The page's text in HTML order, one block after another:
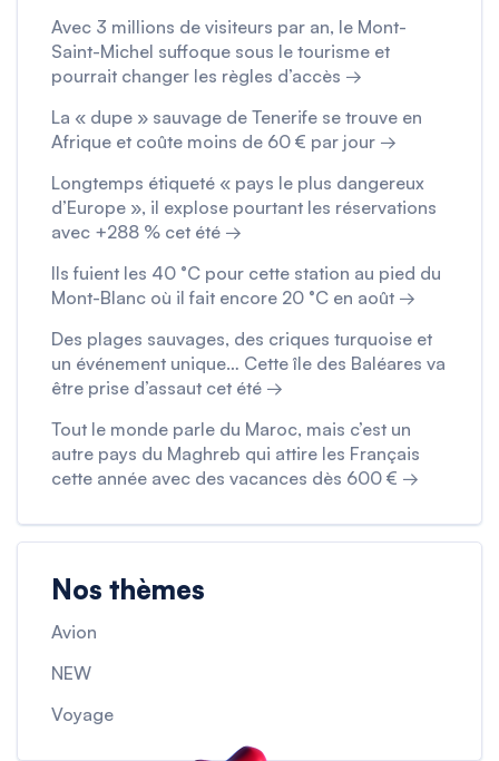
Avec 3 millions de visiteurs par an, le Mont-
Saint-Michel suffoque sous le tourisme et
pourrait changer les règles d’accès →
La « dupe » sauvage de Tenerife se trouve en
Afrique et coûte moins de 60 € par jour →
Longtemps étiqueté « pays le plus dangereux
d’Europe », il explose pourtant les réservations
avec +288 % cet été →
Ils fuient les 40 °C pour cette station au pied du
Mont-Blanc où il fait encore 20 °C en août →
Des plages sauvages, des criques turquoise et
un événement unique… Cette île des Baléares va
être prise d’assaut cet été →
Tout le monde parle du Maroc, mais c’est un
autre pays du Maghreb qui attire les Français
cette année avec des vacances dès 600 € →
Nos thèmes
Avion
NEW
Voyage